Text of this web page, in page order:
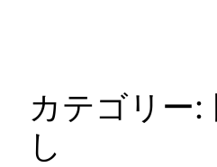
カテゴリー:
し